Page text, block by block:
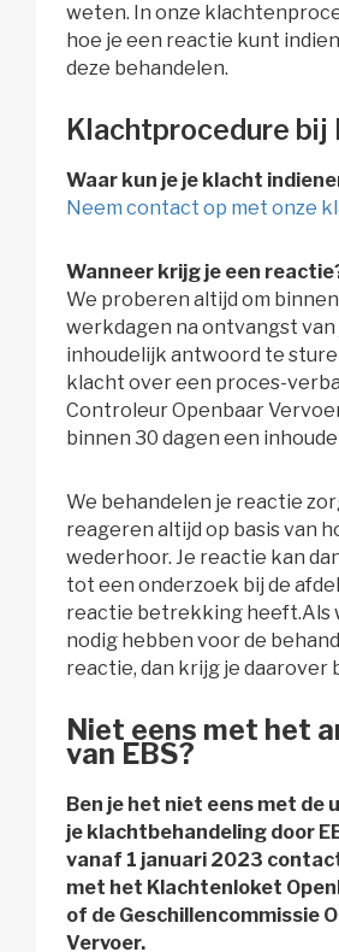
weten. In onze
hoe je een reactie kunt
deze behandelen.
Klachtprocedure bij
Waar kun je je klacht
Neem contact op met onze
Wanneer krijg je een
We proberen altijd om
werkdagen na ontvangst
inhoudelijk antwoord te
klacht over een proces-
Controleur Openbaar
binnen 30 dagen een
We behandelen je reactie
reageren altijd op basis van
wederhoor. Je reactie kan
tot een onderzoek bij de
reactie betrekking heeft.Als
nodig hebben voor de
reactie, dan krijg je daarover
Niet eens met het
van EBS?
Ben je het niet eens met de
je klachtbehandeling door
vanaf 1 januari 2023
met het Klachtenloket
of de Geschillencommissie
Vervoer.